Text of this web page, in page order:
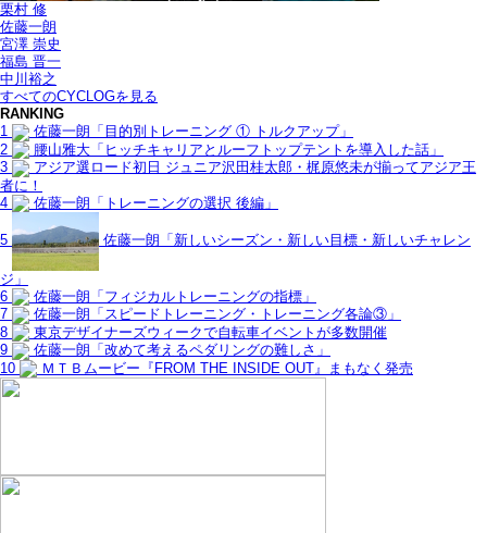
栗村 修
佐藤一朗
宮澤 崇史
福島 晋一
中川裕之
すべてのCYCLOGを見る
RANKING
1
佐藤一朗「目的別トレーニング ① トルクアップ」
2
腰山雅大「ヒッチキャリアとルーフトップテントを導入した話」
3
アジア選ロード初日 ジュニア沢田桂太郎・梶原悠未が揃ってアジア王
者に！
4
佐藤一朗「トレーニングの選択 後編」
5 佐藤一朗「新しいシーズン・新しい目標・新しいチャレン
ジ」
6
佐藤一朗「フィジカルトレーニングの指標」
7
佐藤一朗「スピードトレーニング・トレーニング各論③」
8
東京デザイナーズウィークで自転車イベントが多数開催
9
佐藤一朗「改めて考えるペダリングの難しさ」
10
ＭＴＢムービー『FROM THE INSIDE OUT』まもなく発売